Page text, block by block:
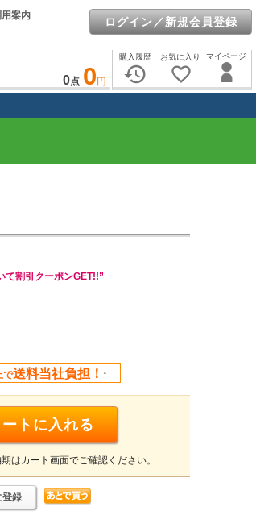
用案内 ログイン／新規会員登録
マイページ
お気に入り
favorite_border
購入履歴
history
0点 0 円
て割引クーポンGET!!”
で送料当社負担！ *
ートに入れる
はカート画面でご確認ください。
登録